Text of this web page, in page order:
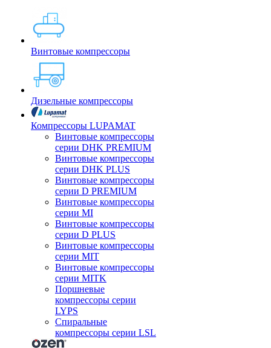
Винтовые компрессоры
Дизельные компрессоры
Компрессоры LUPAMAT
Винтовые компрессоры
серии DHK PREMIUM
Винтовые компрессоры
серии DHK PLUS
Винтовые компрессоры
серии D PREMIUM
Винтовые компрессоры
серии MI
Винтовые компрессоры
серии D PLUS
Винтовые компрессоры
серии MIT
Винтовые компрессоры
серии MITK
Поршневые
компрессоры серии
LYPS
Спиральные
компрессоры серии LSL